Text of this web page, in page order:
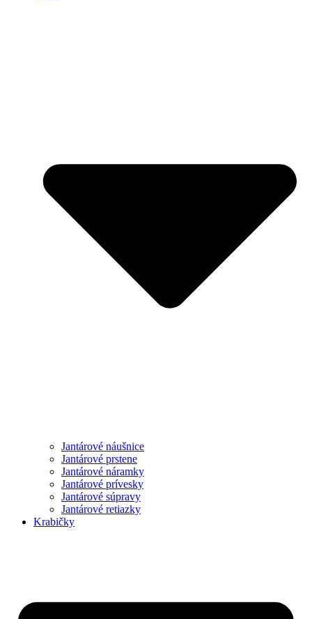
Jantárové náušnice
Jantárové prstene
Jantárové náramky
Jantárové prívesky
Jantárové súpravy
Jantárové retiazky
Krabičky